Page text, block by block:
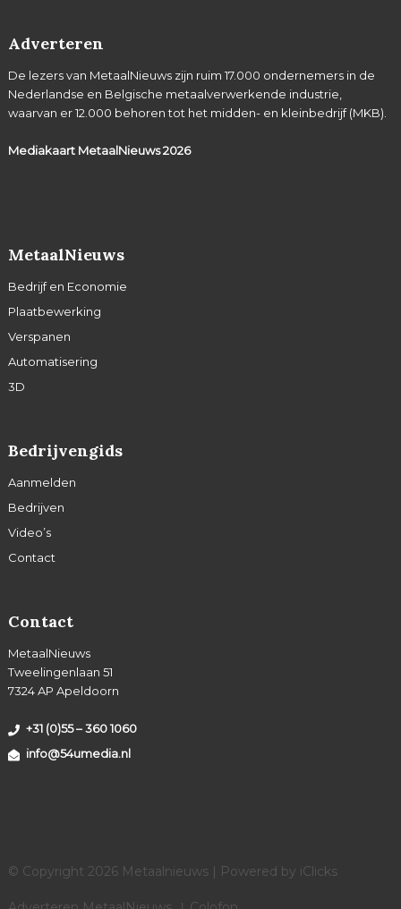
Adverteren
De lezers van MetaalNieuws zijn ruim 17.000 ondernemers in de
Nederlandse en Belgische metaalverwerkende industrie,
waarvan er 12.000 behoren tot het midden- en kleinbedrijf (MKB).
Mediakaart MetaalNieuws2026
MetaalNieuws
Bedrijf en Economie
Plaatbewerking
Verspanen
Automatisering
3D
Bedrijvengids
Aanmelden
Bedrijven
Video’s
Contact
Contact
MetaalNieuws
Tweelingenlaan 51
7324 AP Apeldoorn
+31 (0)55 – 360 1060
info@54umedia.nl
© Copyright 2026 Metaalnieuws | Powered by iClicks